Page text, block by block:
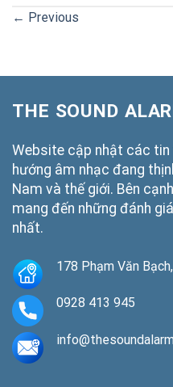
← Previous
THE SOUND
Website cập nhật các
hướng âm nhạc đang
Nam và thế giới. Bên
mang đến những đánh
nhất.
178 Phạm Văn
0928 413 945